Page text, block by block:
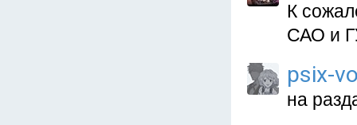
К
САО и
psix-
на